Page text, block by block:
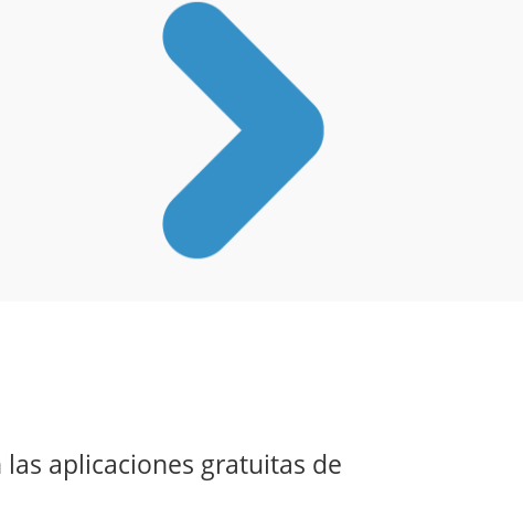
aplicaciones gratuitas de